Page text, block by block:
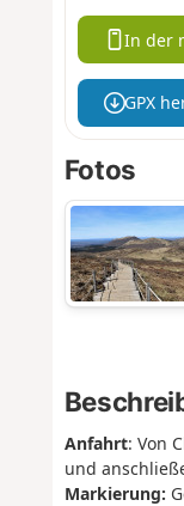
In der
GPX
Fotos
Anfahrt: Von
und
Markierung: